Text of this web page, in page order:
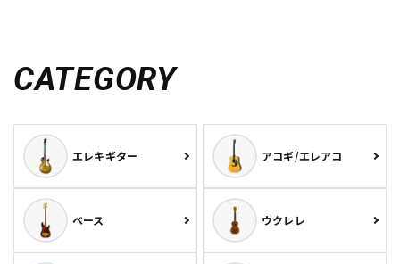
CATEGORY
エレキギター アコギ/エレアコ
ベース ウクレレ